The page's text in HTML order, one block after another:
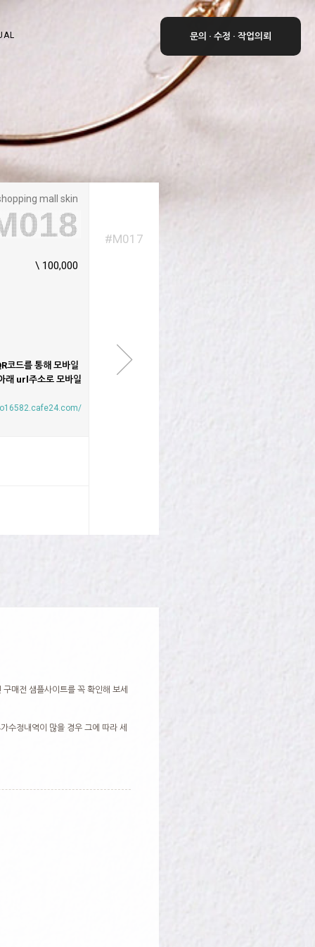
문의 · 수정 · 작업의뢰
mall skin
\ 100,000
코드를 통해 모바일
래 url주소로 모바일
#M017
매전 샘플사이트를 꼭 확인해 보세
수정내역이 많을 경우 그에 따라 세